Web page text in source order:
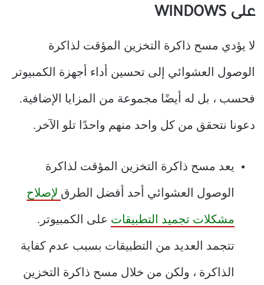
على WINDOWS
لا يؤدي مسح ذاكرة التخزين المؤقت لذاكرة
الوصول العشوائي إلى تحسين أداء أجهزة الكمبيوتر
فحسب ، بل له أيضًا مجموعة من المزايا الإضافية.
دعونا نتحقق من كل واحد منهم واحدًا تلو الآخر.
يعد مسح ذاكرة التخزين المؤقت لذاكرة
الوصول العشوائي أحد أفضل الطرق لإصلاح
مشكلات تجميد التطبيقات على الكمبيوتر.
تتجمد العديد من التطبيقات بسبب عدم كفاية
الذاكرة ، ولكن من خلال مسح ذاكرة التخزين